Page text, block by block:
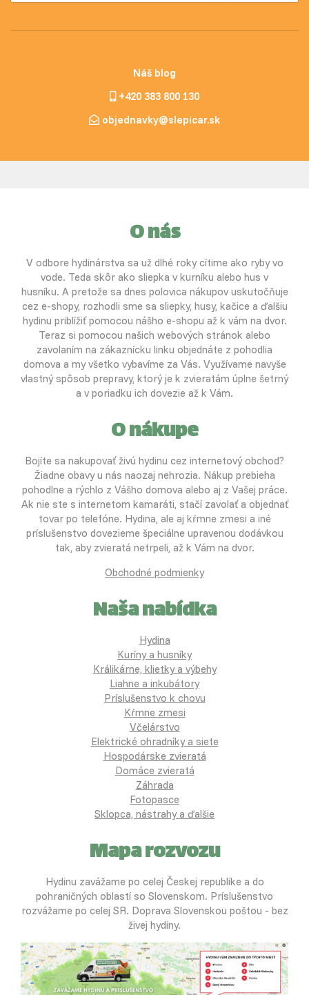
Náš blog
+420 383 800 130
objednavky@slepicar.sk
O nás
V odbore hydinárstva sa už dlhé roky cítime ako ryby vo
vode. Teda skôr ako sliepka v kurníku alebo hus v
husníku. A pretože sa dnes polovica nákupov uskutočňuje
cez e-shopy, rozhodli sme sa sliepky, husy, kačice a ďalšiu
hydinu priblížiť pomocou nášho e-shopu až k vám na dvor.
Teraz si pomocou našich webových stránok alebo
zavolaním na zákaznícku linku objednáte z pohodlia
domova a my všetko vybavíme za Vás. Využívame navyše
vlastný spôsob prepravy, ktorý je k zvieratám úplne šetrný
a v poriadku ich dovezie až k Vám.
O nákupe
Bojíte sa nakupovať živú hydinu cez internetový obchod?
Žiadne obavy u nás naozaj nehrozia. Nákup prebieha
pohodlne a rýchlo z Vášho domova alebo aj z Vašej práce.
Ak nie ste s internetom kamaráti, stačí zavolať a objednať
tovar po telefóne. Hydina, ale aj kŕmne zmesi a iné
príslušenstvo dovezieme špeciálne upravenou dodávkou
tak, aby zvieratá netrpeli, až k Vám na dvor.
Obchodné podmienky
Naša nabídka
Hydina
Kuríny a husníky
Králikárne, klietky a výbehy
Liahne a inkubátory
Príslušenstvo k chovu
Kŕmne zmesi
Včelárstvo
Elektrické ohradníky a siete
Hospodárske zvieratá
Domáce zvieratá
Záhrada
Fotopasce
Sklopca, nástrahy a ďalšie
Mapa rozvozu
Hydinu zavážame po celej Českej republike a do
pohraničných oblastí so Slovenskom. Príslušenstvo
rozvážame po celej SR. Doprava Slovenskou poštou - bez
živej hydiny.